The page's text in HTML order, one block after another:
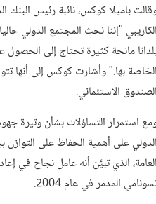
باميلا كوكس، نائبة رئيس البنك
"إننا نحث المجتمع الدولي
مانحة كثيرة تحتاج إلى الحصول
بها." وأشارت كوكس إلى أنها
الاستئماني.
استمرار التساؤلات بشأن وتيرة
على أهمية الحفاظ على
الذي تبيَّن أنه عامل نجاح في
المدمر في عام 2004.